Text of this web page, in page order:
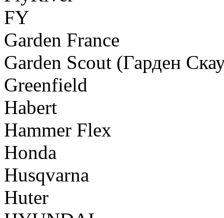
FY
Garden France
Garden Scout (Гарден
Greenfield
Habert
Hammer Flex
Honda
Husqvarna
Huter